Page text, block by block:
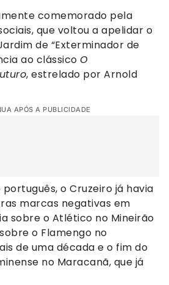
comemorado pela
que voltou a apelidar o
de “Exterminador de
ao clássico O
, estrelado por Arnold
APÓS A PUBLICIDADE
o Cruzeiro já havia
marcas negativas em
sobre o Atlético no Mineirão
o Flamengo no
de uma década e o fim do
no Maracanã, que já